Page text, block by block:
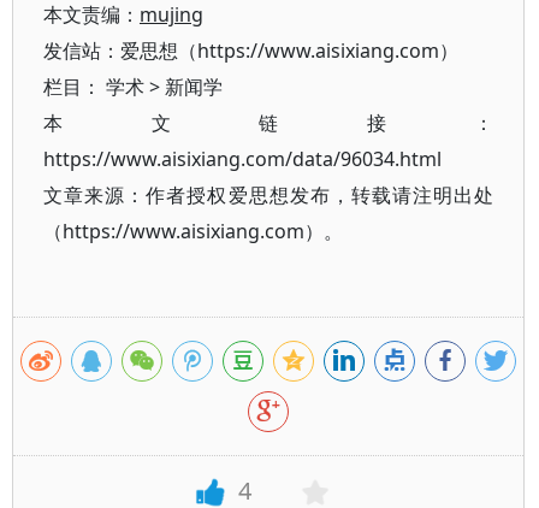
本文责编： mujing
发信站：爱思想（https://www.aisixiang.com）
栏目： 学术> 新闻学
本文链接：
https://www.aisixiang.com/data/96034.html
文章来源：作者授权爱思想发布，转载请注明出处
（https://www.aisixiang.com）。
4